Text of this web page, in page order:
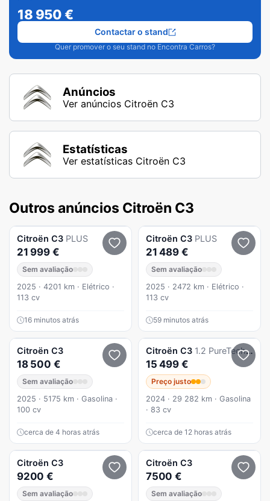
18 950€
Quer promover o seu stand no Encontra Carros?
Contactar o stand
Anúncios
Ver anúncios Citroën C3
Estatísticas
Ver estatísticas Citroën C3
Outros anúncios Citroën C3
Citroën C3 PLUS
21 999 €
Sem avaliação
2025 · 4201 km · Elétrico ·
113 cv
16 minutos atrás
Citroën C3 PLUS
21 489 €
Sem avaliação
2025 · 2472 km · Elétrico ·
113 cv
59 minutos atrás
Citroën C3
18 500 €
Sem avaliação
2025 · 5175 km · Gasolina ·
100 cv
cerca de 4 horas atrás
Citroën C3 1.2 PureTech Max
15 499 €
Preço justo
2024 · 29 282 km · Gasolina
· 83 cv
cerca de 12 horas atrás
Citroën C3
9200 €
Sem avaliação
Citroën C3
7500 €
Sem avaliação